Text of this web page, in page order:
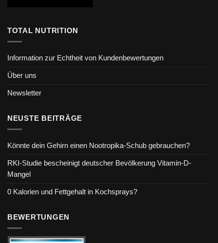
TOTAL NUTRITION
Information zur Echtheit von Kundenbewertungen
Über uns
Newsletter
NEUSTE BEITRÄGE
Könnte dein Gehirn einen Nootropika-Schub gebrauchen?
RKI-Studie bescheinigt deutscher Bevölkerung Vitamin-D-
Mangel
0 Kalorien und Fettgehalt in Kochsprays?
BEWERTUNGEN